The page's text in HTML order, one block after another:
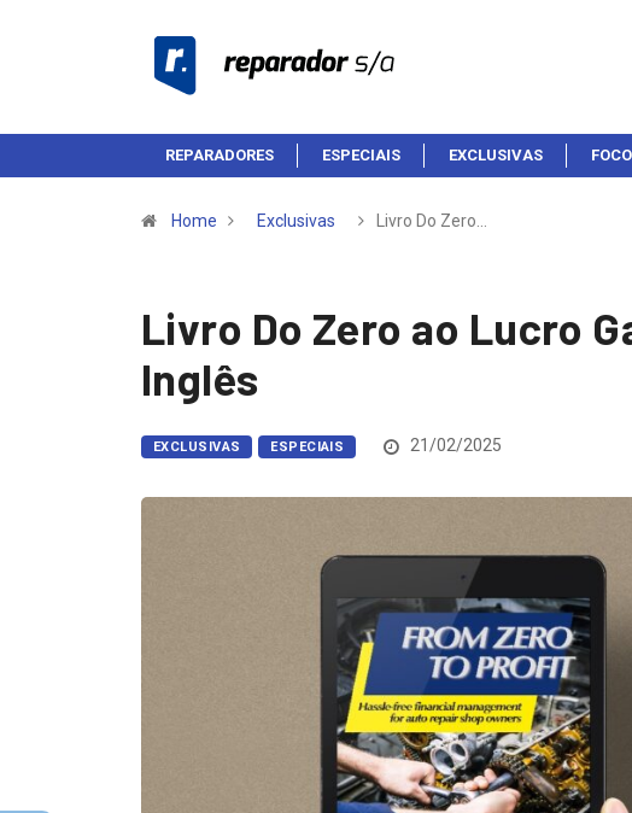
REPARADORES ESPECIAIS EXCLUSIVAS FOCO
Home Exclusivas Livro Do Zero…
Livro Do Zero ao Lucro
Inglês
EXCLUSIVAS ESPECIAIS 21/02/2025